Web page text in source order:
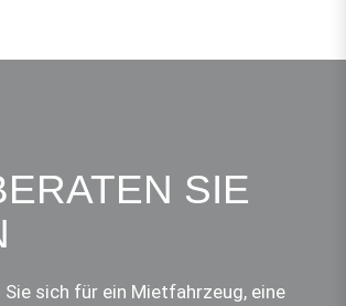
SIE
sich für ein Mietfahrzeug, eine